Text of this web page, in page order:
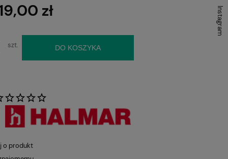
kosztów
zł
szt. DO KOSZYKA
o produkt
Instagram